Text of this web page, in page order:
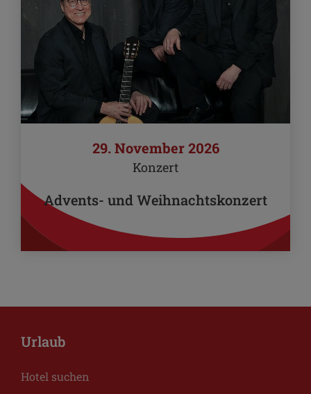
29. November 2026
Konzert
Advents- und Weihnachtskonzert
Urlaub
Hotel suchen